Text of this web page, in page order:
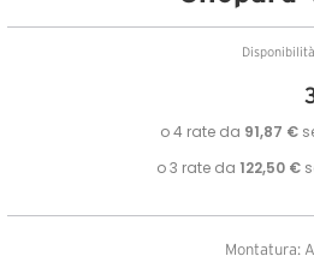
Montatura: